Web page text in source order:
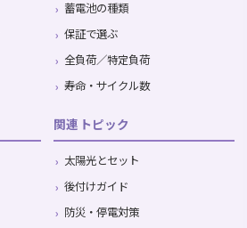
蓄電池の種類
保証で選ぶ
全負荷／特定負荷
寿命・サイクル数
関連トピック
太陽光とセット
後付けガイド
防災・停電対策